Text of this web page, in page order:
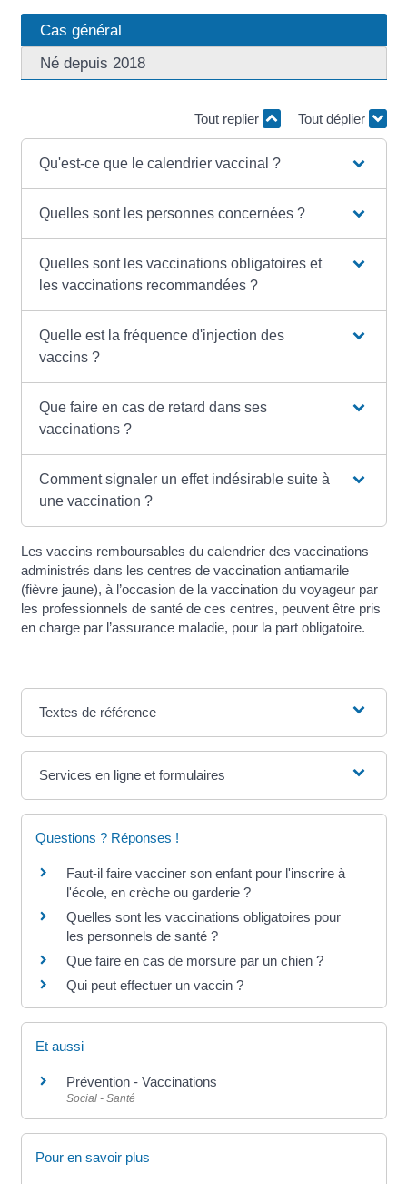
Cas général
Né depuis 2018
Tout replier Tout déplier
Qu'est-ce que le calendrier vaccinal ?
Quelles sont les personnes concernées ?
Quelles sont les vaccinations obligatoires et
les vaccinations recommandées ?
Quelle est la fréquence d'injection des
vaccins ?
Que faire en cas de retard dans ses
vaccinations ?
Comment signaler un effet indésirable suite à
une vaccination ?
Les vaccins remboursables du calendrier des vaccinations
administrés dans les centres de vaccination antiamarile
(fièvre jaune), à l’occasion de la vaccination du voyageur par
les professionnels de santé de ces centres, peuvent être pris
en charge par l’assurance maladie, pour la part obligatoire.
Textes de référence
Services en ligne et formulaires
Questions ? Réponses !
Faut-il faire vacciner son enfant pour l'inscrire à
l'école, en crèche ou garderie ?
Quelles sont les vaccinations obligatoires pour
les personnels de santé ?
Que faire en cas de morsure par un chien ?
Qui peut effectuer un vaccin ?
Et aussi
Prévention - Vaccinations
Social - Santé
Pour en savoir plus